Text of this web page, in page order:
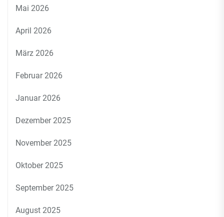
Mai 2026
April 2026
März 2026
Februar 2026
Januar 2026
Dezember 2025
November 2025
Oktober 2025
September 2025
August 2025